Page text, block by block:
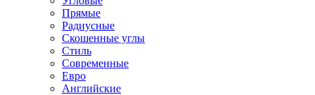
Прямые
Радиусные
Скошенные углы
Стиль
Современные
Евро
Английские